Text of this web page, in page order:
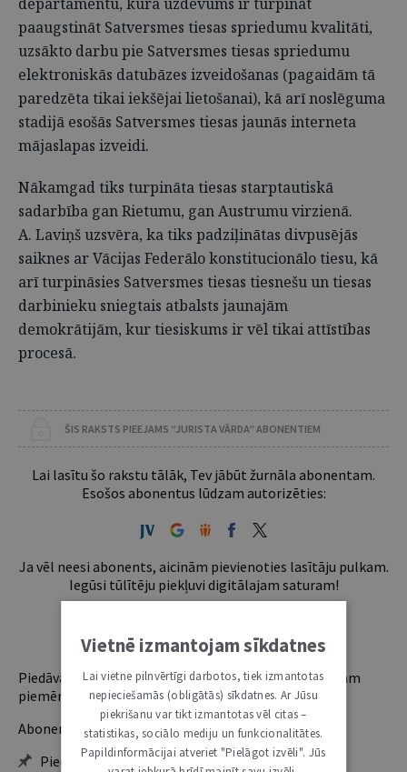
paaugstināt Satversmes tiesas spriedumu kvalitāti,
uzsākto darbu pie Satversmes tiesas spriedumu
elektroniskās datubāzes izveidošanas (pagaidām tā
paredzēta tikai iekšējai lietošanai), kā arī noslēguma
stadijā esošās Satversmes tiesas jaunās interneta
mājaslapas izveidi.
Nākamgad tiks turpināta tiesas starptautiskā
sadarbība gan Rietumu, gan Austrumu virzienā.
A. Laviņš uzsvēra, ka tiks padziļinātas divpusējās
saiknes ar Vācijas Federālo konstitucionālo tiesu, kā
arī turpināsies Satversmes tiesas tiesnešu un tiesas
darbinieku sniegtais atbalsts jaunajām
demokrātijām, kur tiesiskums ir vēl tikai attīstības
procesā.
ŠIS RAKSTS PIEEJAMS “JURISTA VĀRDA” ABONENTIEM
Lai lasītu šo rakstu tālāk, Tev jābūt žurnāla abonentam.
Esošos abonentus lūdzam autorizēties:
Ja vēl neesi abonents, aicinām pievienoties lasītāju pulkam.
Iegūsi tūlītēju piekļuvi digitālajam saturam!
Piedāvājam trīs abonementu veidus. Vienam lietotājam
piemērotākais ir "Mazais" (3, 6 un 12 mēnešiem).
Abonentu ieguvumi:
Pieeja jaunākajam izdevumam
Vietnē izmantojam sīkdatnes
Lai vietne pilnvērtīgi darbotos, tiek izmantotas
nepieciešamās (obligātās) sīkdatnes. Ar Jūsu
piekrišanu var tikt izmantotas vēl citas –
statistikas, sociālo mediju un funkcionalitātes.
Papildinformācijai atveriet "Pielāgot izvēli". Jūs